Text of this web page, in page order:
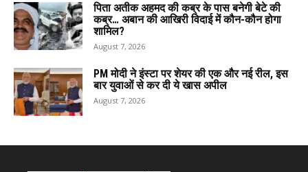
पिता अतीक अहमद की कब्र के पास बनेगी बेटे की
कब्र… अबान की आखिरी विदाई में कौन-कौन होगा
शामिल?
August 7, 2026
PM मोदी ने इंस्टा पर शेयर की एक और नई रील, इस
बार युवाओं से कर दी ये खास अपील
August 7, 2026